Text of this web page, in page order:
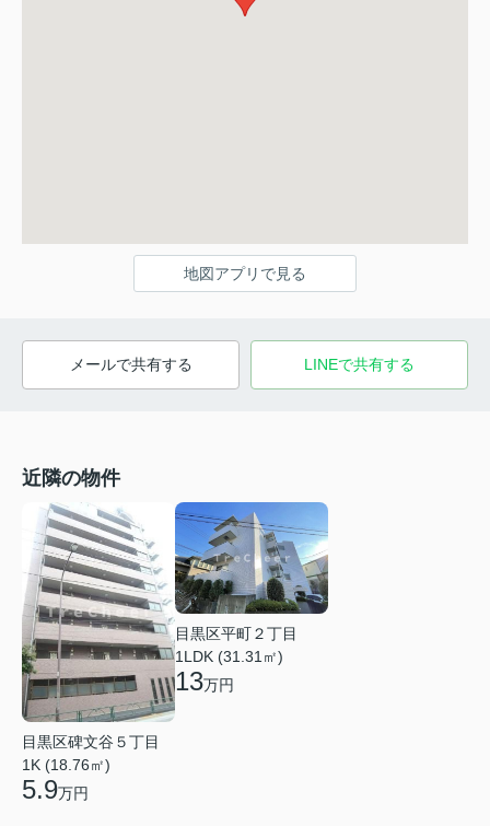
地図アプリで見る
メールで共有する LINEで共有する
近隣の物件
目黒区碑文谷５丁目
1K (18.76㎡)
5.9万円
目黒区平町２丁目
1LDK (31.31㎡)
13万円